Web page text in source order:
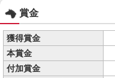
賞金
獲得賞金
本賞金
付加賞金